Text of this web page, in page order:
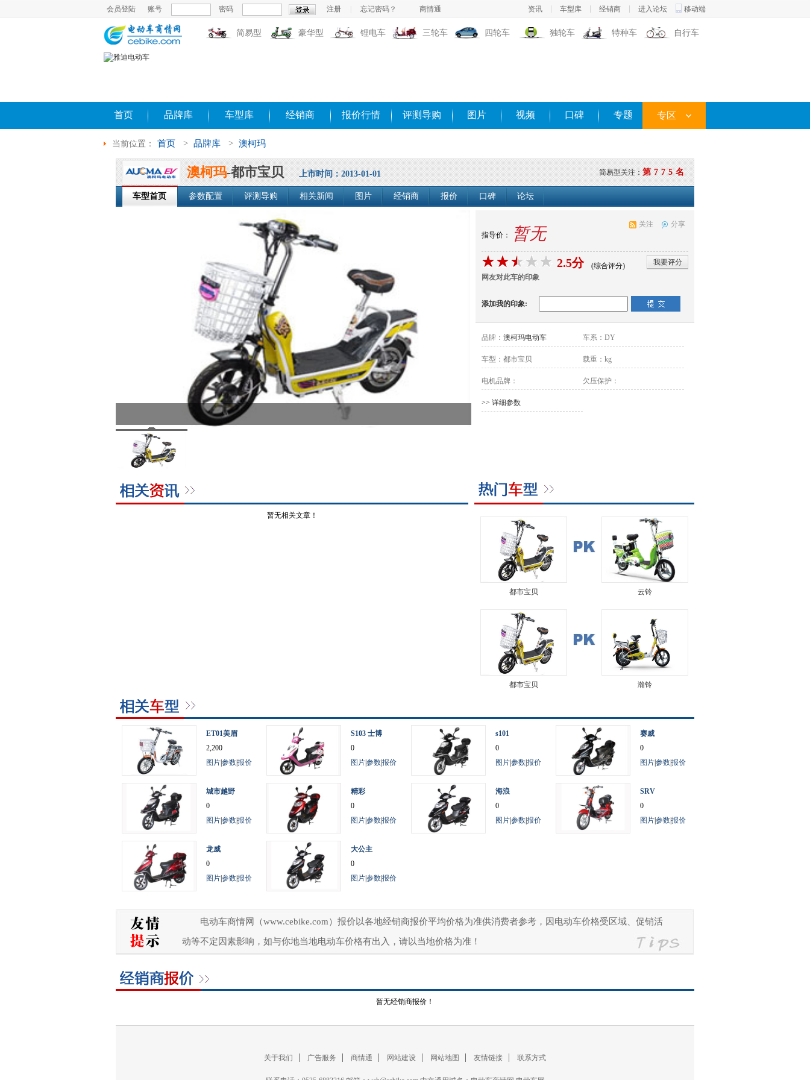
资讯 车型库 经销商 进入论坛 移动端
会员登陆 账号 密码 注册 忘记密码？ 商情通
简易型 豪华型 锂电车 三轮车 四轮车 独轮车 特种车 自行车
首页 品牌库 车型库 经销商 报价行情 评测导购 图片 视频 口碑 专题 专区
当前位置： 首页 > 品牌库 > 澳柯玛
简易型关注：第775名
澳柯玛-都市宝贝 上市时间：2013-01-01
车型首页 参数配置 评测导购 相关新闻 图片 经销商 报价 口碑 论坛
指导价： 暂无 关注 分享
2.5分 (综合评分)
我要评分
网友对此车的印象
添加我的印象:
品牌： 澳柯玛电动车 车系： DY
车型： 都市宝贝 载重： kg
电机品牌： 欠压保护：
>> 详细参数
暂无相关文章！
都市宝贝 云铃
都市宝贝 瀚铃
ET01美眉
2,200
图片参数报价
S103 士博
0
图片参数报价
s101
0
图片参数报价
赛威
0
图片参数报价
城市越野
0
图片参数报价
精彩
0
图片参数报价
海浪
0
图片参数报价
SRV
0
图片参数报价
龙威
0
图片参数报价
大公主
0
图片参数报价
电动车商情网（www.cebike.com）报价以各地经销商报价平均价格为准供消费者参考，因电动车价格受区域、促销活
动等不定因素影响，如与你地当地电动车价格有出入，请以当地价格为准！
暂无经销商报价！
关于我们 广告服务 商情通 网站建设 网站地图 友情链接 联系方式